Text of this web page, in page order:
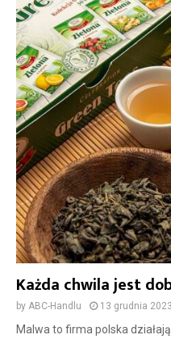
Każda chwila jest
by ABC-Handlu 13 grudnia 2023
Malwa to firma polska